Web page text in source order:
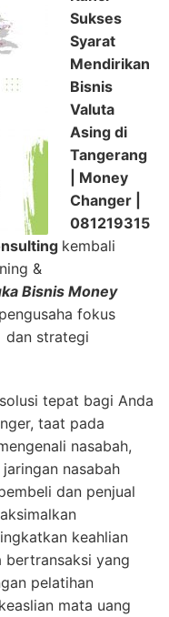
Sukses
Syarat
Mendirikan
Bisnis
Valuta
Asing di
Tangerang
| Money
Changer |
081219315
kembali
&
Bisnis Money
fokus
dan strategi
tepat bagi Anda
taat pada
nasabah,
nasabah
dan penjual
keahlian
bertransaksi yang
pelatihan
mata uang